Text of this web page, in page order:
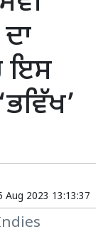
ਇਸ
Aug 2023 13:13:37